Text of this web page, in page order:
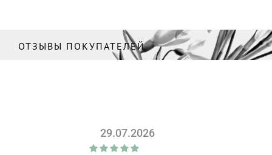
ОТЗЫВЫ ПОКУПАТЕЛЕЙ
29.07.2026